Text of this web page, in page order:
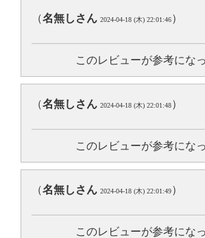
（名無しさん 2024-04-18 (木) 22:01:46）
このレビューが参考にな
（名無しさん 2024-04-18 (木) 22:01:48）
このレビューが参考にな
（名無しさん 2024-04-18 (木) 22:01:49）
このレビューが参考にな